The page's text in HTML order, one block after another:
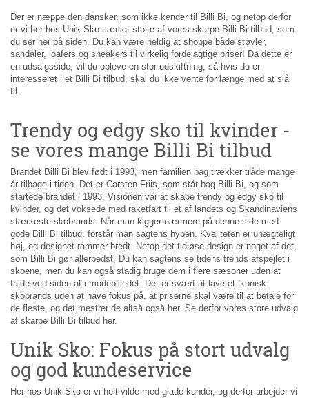
Der er næppe den dansker, som ikke kender til Billi Bi, og netop derfor
er vi her hos Unik Sko særligt stolte af vores skarpe Billi Bi tilbud, som
du ser her på siden. Du kan være heldig at shoppe både støvler,
sandaler, loafers og sneakers til virkelig fordelagtige priser! Da dette er
en udsalgsside, vil du opleve en stor udskiftning, så hvis du er
interesseret i et Billi Bi tilbud, skal du ikke vente for længe med at slå
til.
Trendy og edgy sko til kvinder -
se vores mange Billi Bi tilbud
Brandet Billi Bi blev født i 1993, men familien bag trækker tråde mange
år tilbage i tiden. Det er Carsten Friis, som står bag Billi Bi, og som
startede brandet i 1993. Visionen var at skabe trendy og edgy sko til
kvinder, og det voksede med raketfart til et af landets og Skandinaviens
stærkeste skobrands. Når man kigger nærmere på denne side med
gode Billi Bi tilbud, forstår man sagtens hypen. Kvaliteten er unægteligt
høj, og designet rammer bredt. Netop det tidløse design er noget af det,
som Billi Bi gør allerbedst. Du kan sagtens se tidens trends afspejlet i
skoene, men du kan også stadig bruge dem i flere sæsoner uden at
falde ved siden af i modebilledet. Det er svært at lave et ikonisk
skobrands uden at have fokus på, at priserne skal være til at betale for
de fleste, og det mestrer de altså også her. Se derfor vores store udvalg
af skarpe Billi Bi tilbud her.
Unik Sko: Fokus på stort udvalg
og god kundeservice
Her hos Unik Sko er vi helt vilde med glade kunder, og derfor arbejder vi